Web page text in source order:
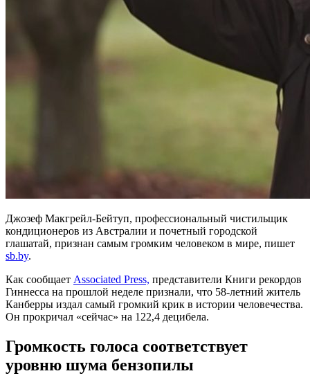
Джозеф Макгрейл-Бейтуп, профессиональный чистильщик
кондиционеров из Австралии и почетный городской
глашатай, признан самым громким человеком в мире, пишет
sb.by.
Как сообщает Associated Press, представители Книги рекордов
Гиннесса на прошлой неделе признали, что 58-летний житель
Канберры издал самый громкий крик в истории человечества.
Он прокричал «сейчас» на 122,4 децибела.
Громкость голоса соответствует
уровню шума бензопилы